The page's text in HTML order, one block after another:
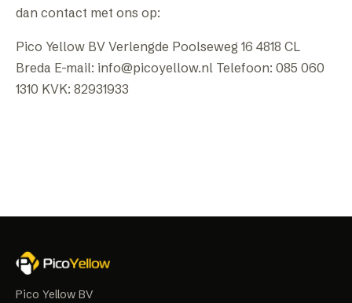
dan contact met ons op:
Pico Yellow BV Verlengde Poolseweg 16 4818 CL
Breda E-mail: info@picoyellow.nl Telefoon: 085 060
1310 KVK: 82931933
Pico Yellow BV